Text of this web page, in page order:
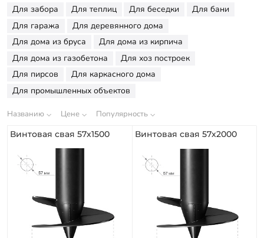
Для забора Для теплиц Для беседки
Для бани
Для гаража
Для деревянного дома
Для дома из бруса
Для дома из кирпича
Для дома из газобетона
Для хоз построек
Для пирсов
Для каркасного дома
Для промышленных объектов
Названию Цене Популярность
Винтовая свая 57х1500 Винтовая свая 57х2000